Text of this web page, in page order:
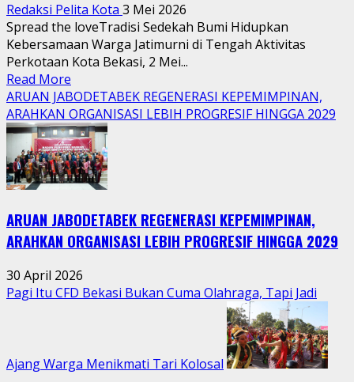
Redaksi Pelita Kota 3 Mei 2026
Spread the loveTradisi Sedekah Bumi Hidupkan
Kebersamaan Warga Jatimurni di Tengah Aktivitas
Perkotaan Kota Bekasi, 2 Mei...
Read More
more
about
Tradisi
Sedekah
Bumi
Hidupkan
Warga
Jatimurni
di
Tengah
Aktivitas
Perkotaan
ARUAN JABODETABEK REGENERASI KEPEMIMPINAN,
ARAHKAN ORGANISASI LEBIH PROGRESIF HINGGA 2029
ARUAN JABODETABEK REGENERASI KEPEMIMPINAN,
ARAHKAN ORGANISASI LEBIH PROGRESIF HINGGA 2029
30 April 2026
Pagi Itu CFD Bekasi Bukan Cuma Olahraga, Tapi Jadi
Ajang Warga Menikmati Tari Kolosal